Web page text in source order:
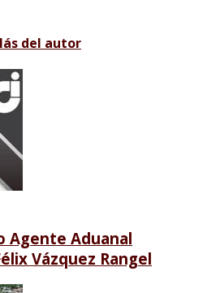
del autor
Agente Aduanal
Vázquez Rangel